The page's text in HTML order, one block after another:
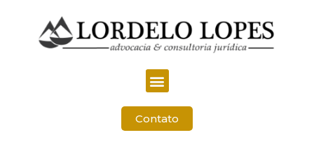
Contato